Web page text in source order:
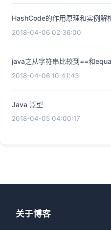
HashCode的作用原理和实例解
2018-04-06 02:36:00
java之从字符串比较到==和
2018-04-06 10:41:43
Java 泛型
2018-04-05 04:00:17
关于博客